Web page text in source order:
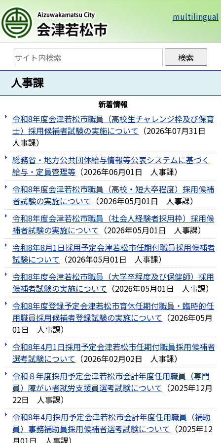
multilingual
人事課
新着情報
令和8年度会津若松市職員（高校生チャレンジ枠及び保育
士）採用候補者試験の実施について （2026年07月31日
人事課）
総務省・地方公共団体給与情報等公表システムに基づく
給与・定員管理等 （2026年06月01日 人事課）
令和8年度会津若松市職員（高校・短大卒程度）採用候補
者試験の実施について （2026年05月01日 人事課）
令和8年度会津若松市職員（社会人経験者採用枠）採用候
補者試験の実施について （2026年05月01日 人事課）
令和8年8月1日採用予定会津若松市任期付職員採用候補者
試験について （2026年05月01日 人事課）
令和8年度会津若松市職員（大学卒程度及び保健師）採用
候補者試験の実施について （2026年05月01日 人事課）
令和8年度登録予定会津若松市育休任期付職員・臨時的任
用職員採用候補者登録試験の実施について （2026年05月
01日
人事課）
令和8年4月1日採用予定会津若松市任期付職員採用候補者
選考試験について （2026年02月02日 人事課）
令和８年度採用予定会津若松市会計年度任用職員（専門
員）障がい者就労支援員選考試験について （2025年12月
22日
人事課）
令和8年4月採用予定会津若松市会計年度任用職員（補助
員）事務補助員採用候補者選考試験について （2025年12
月01日
人事課）